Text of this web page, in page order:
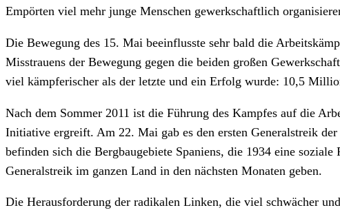
Empörten viel mehr junge Menschen gewerkschaftlich
Die Bewegung des 15. Mai beeinflusste sehr bald die
Misstrauens der Bewegung gegen die beiden großen
viel kämpferischer als der letzte und ein Erfolg wurde: 10,5
Nach dem Sommer 2011 ist die Führung des Kampfes auf die
Initiative ergreift. Am 22. Mai gab es den ersten Generalstreik
befinden sich die Bergbaugebiete Spaniens, die 1934 eine
Generalstreik im ganzen Land in den nächsten Monaten geben.
Die Herausforderung der radikalen Linken, die viel schwächer